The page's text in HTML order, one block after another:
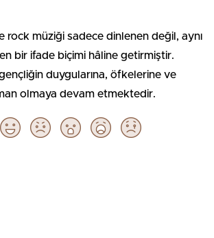
rock müziği sadece dinlenen değil, aynı
bir ifade biçimi hâline getirmiştir.
duygularına, öfkelerine ve
olmaya devam etmektedir.